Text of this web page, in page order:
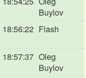
Buylov
18:56:22 Flash
18:57:37 Oleg
Buylov